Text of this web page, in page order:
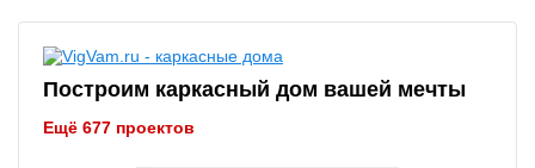
Построим каркасный дом вашей мечты
Ещё 677 проектов